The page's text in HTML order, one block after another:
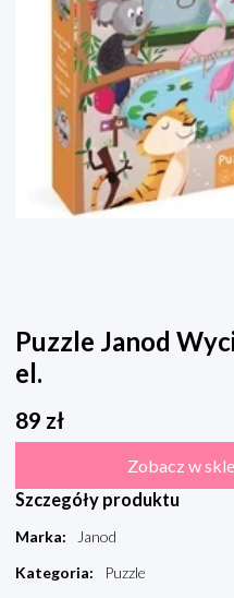
Puzzle Janod
el.
89 zł
Zobacz w
Szczegóły produktu
Marka:
Janod
Kategoria:
Puzzle